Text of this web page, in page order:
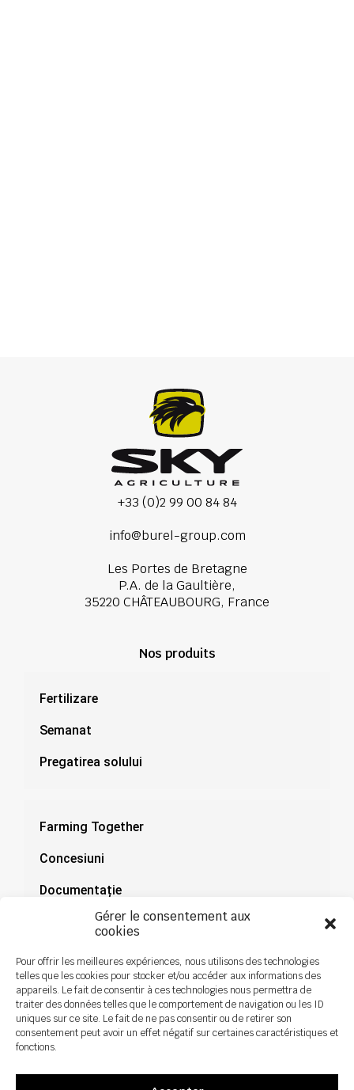
Gérer le consentement aux
cookies
Pour offrir les meilleures expériences, nous utilisons des technologies
telles que les cookies pour stocker et/ou accéder aux informations des
appareils. Le fait de consentir à ces technologies nous permettra de
traiter des données telles que le comportement de navigation ou les ID
uniques sur ce site. Le fait de ne pas consentir ou de retirer son
consentement peut avoir un effet négatif sur certaines caractéristiques et
fonctions.
+33 (0)2 99 00 84 84
info@burel-group.com
Les Portes de Bretagne
P.A. de la Gaultière,
35220 CHÂTEAUBOURG, France
Nos produits
Fertilizare
Semanat
Pregatirea solului
Farming Together
Concesiuni
Documentație